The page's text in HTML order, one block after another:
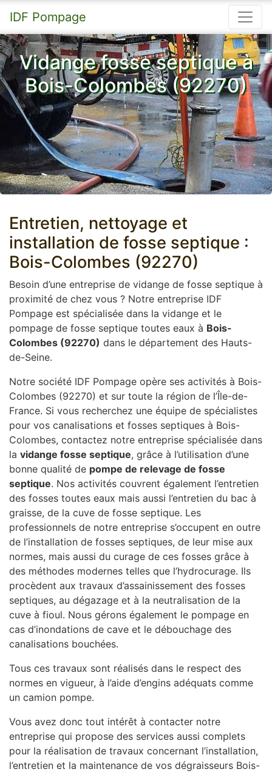
IDF Pompage
Vidange fosse septique à
Bois-Colombes (92270)
Entretien, nettoyage et
installation de fosse septique :
Bois-Colombes (92270)
Besoin d’une entreprise de vidange de fosse septique à
proximité de chez vous ? Notre entreprise IDF
Pompage est spécialisée dans la vidange et le
pompage de fosse septique toutes eaux à Bois-
Colombes (92270) dans le département des Hauts-
de-Seine.
Notre société IDF Pompage opère ses activités à Bois-
Colombes (92270) et sur toute la région de l’Île-de-
France. Si vous recherchez une équipe de spécialistes
pour vos canalisations et fosses septiques à Bois-
Colombes, contactez notre entreprise spécialisée dans
la vidange fosse septique, grâce à l’utilisation d’une
bonne qualité de pompe de relevage de fosse
septique. Nos activités couvrent également l’entretien
des fosses toutes eaux mais aussi l’entretien du bac à
graisse, de la cuve de fosse septique. Les
professionnels de notre entreprise s’occupent en outre
de l’installation de fosses septiques, de leur mise aux
normes, mais aussi du curage de ces fosses grâce à
des méthodes modernes telles que l’hydrocurage. Ils
procèdent aux travaux d’assainissement des fosses
septiques, au dégazage et à la neutralisation de la
cuve à fioul. Nous gérons également le pompage en
cas d’inondations de cave et le débouchage des
canalisations bouchées.
Tous ces travaux sont réalisés dans le respect des
normes en vigueur, à l’aide d’engins adéquats comme
un camion pompe.
Vous avez donc tout intérêt à contacter notre
entreprise qui propose des services aussi complets
pour la réalisation de travaux concernant l’installation,
l’entretien et la maintenance de vos dégraisseurs Bois-